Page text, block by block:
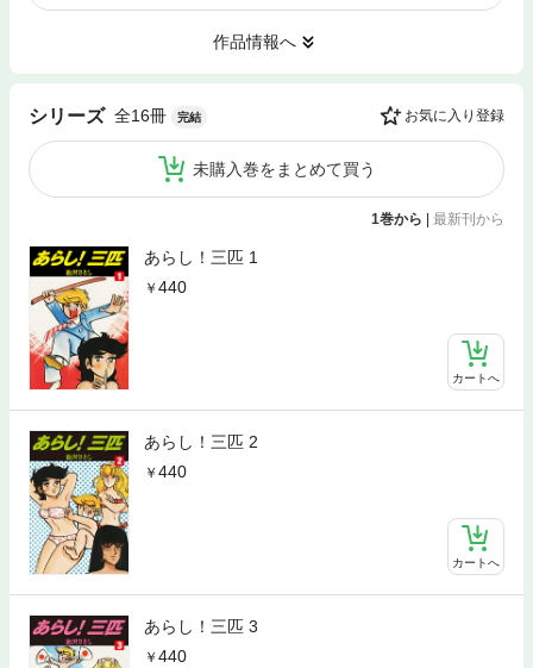
作品情報へ
シリーズ 全16冊 完結 お気に入り登録
未購入巻をまとめて買う
1巻から 最新刊から
あらし！三匹 1
440
カートへ
あらし！三匹 2
440
カートへ
あらし！三匹 3
440